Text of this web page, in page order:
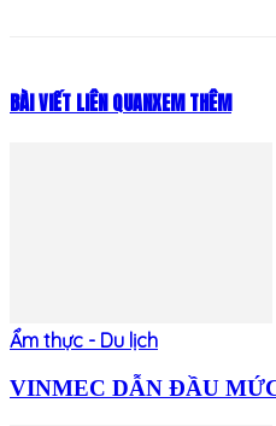
BÀI VIẾT LIÊN QUANXEM THÊM
Ẩm thực - Du lịch
VINMEC DẪN ĐẦU